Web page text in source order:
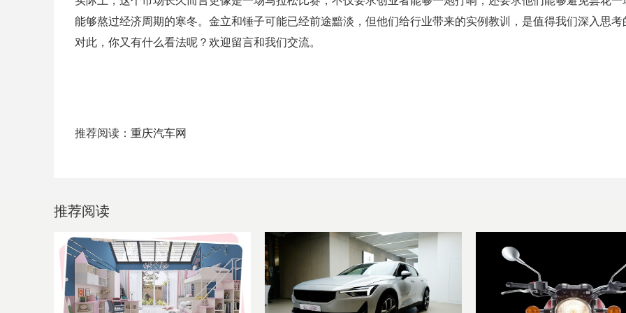
能够熬过经济周期的寒冬。金立和锤子可能已经前途黯淡，但他们给行业带来的实例教训，是值得我们深入思考
对此，你又有什么看法呢？欢迎留言和我们交流。
推荐阅读： 重庆汽车网
推荐阅读